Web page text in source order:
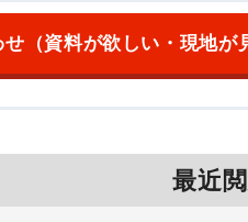
せ （資料が欲しい・現地が
最近